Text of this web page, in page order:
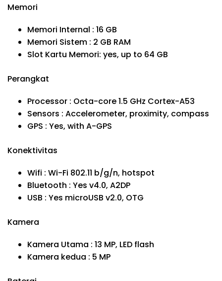
Memori
Memori Internal : 16 GB
Memori Sistem : 2 GB RAM
Slot Kartu Memori: yes, up to 64 GB
Perangkat
Processor : Octa-core 1.5 GHz Cortex-A53
Sensors : Accelerometer, proximity, compass
GPS : Yes, with A-GPS
Konektivitas
Wifi : Wi-Fi 802.11 b/g/n, hotspot
Bluetooth : Yes v4.0, A2DP
USB : Yes microUSB v2.0, OTG
Kamera
Kamera Utama : 13 MP, LED flash
Kamera kedua : 5 MP